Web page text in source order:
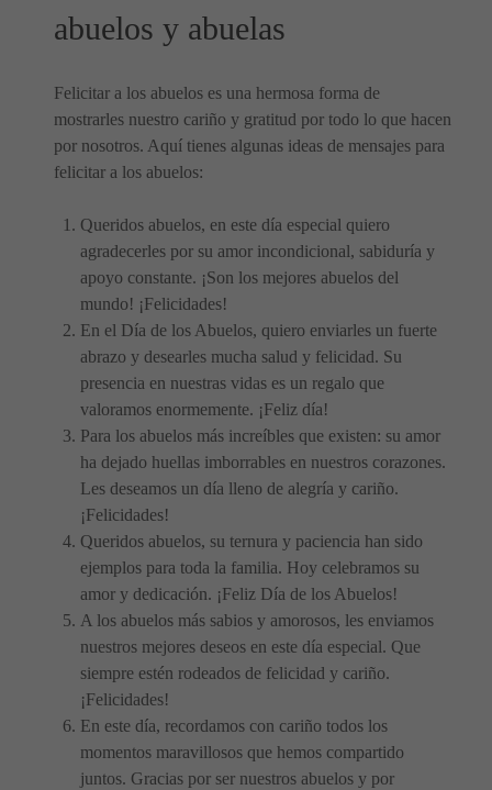
abuelos y abuelas
Felicitar a los abuelos es una hermosa forma de
mostrarles nuestro cariño y gratitud por todo lo que hacen
por nosotros. Aquí tienes algunas ideas de mensajes para
felicitar a los abuelos:
Queridos abuelos, en este día especial quiero
agradecerles por su amor incondicional, sabiduría y
apoyo constante. ¡Son los mejores abuelos del
mundo! ¡Felicidades!
En el Día de los Abuelos, quiero enviarles un fuerte
abrazo y desearles mucha salud y felicidad. Su
presencia en nuestras vidas es un regalo que
valoramos enormemente. ¡Feliz día!
Para los abuelos más increíbles que existen: su amor
ha dejado huellas imborrables en nuestros corazones.
Les deseamos un día lleno de alegría y cariño.
¡Felicidades!
Queridos abuelos, su ternura y paciencia han sido
ejemplos para toda la familia. Hoy celebramos su
amor y dedicación. ¡Feliz Día de los Abuelos!
A los abuelos más sabios y amorosos, les enviamos
nuestros mejores deseos en este día especial. Que
siempre estén rodeados de felicidad y cariño.
¡Felicidades!
En este día, recordamos con cariño todos los
momentos maravillosos que hemos compartido
juntos. Gracias por ser nuestros abuelos y por